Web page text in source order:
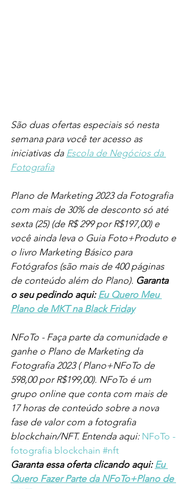
São duas ofertas especiais só nesta
semana para você ter acesso as
iniciativas da Escola de Negócios da
Fotografia
Plano de Marketing 2023 da Fotografia
com mais de 30% de desconto só até
sexta (25) (de R$ 299 por R$197,00) e
você ainda leva o Guia Foto+Produto e
o livro Marketing Básico para
Fotógrafos (são mais de 400 páginas
de conteúdo além do Plano). Garanta
o seu pedindo aqui: Eu Quero Meu
Plano de MKT na Black Friday
NFoTo - Faça parte da comunidade e
ganhe o Plano de Marketing da
Fotografia 2023 ( Plano+NFoTo de
598,00 por R$199,00). NFoTo é um
grupo online que conta com mais de
17 horas de conteúdo sobre a nova
fase de valor com a fotografia
blockchain/NFT. Entenda aqui: NFoTo -
fotografia blockchain #nft
Garanta essa oferta clicando aqui: Eu
Quero Fazer Parte da NFoTo+Plano de